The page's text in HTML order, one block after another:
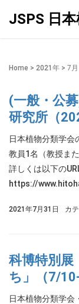
JSPS 日
Home > 2021年 > 7月
(一般・公
研究所（
日本植物分類学会
教員1名（教授ま
詳しくは以下の
https://
2021年7月31日 カ
科博特別展
ち」（7/
日本植物分類学会